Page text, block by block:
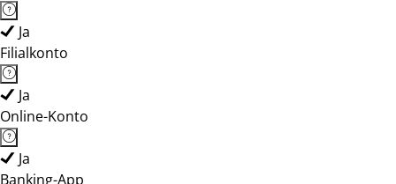
Ja
Filialkonto
Ja
Online-Konto
Ja
Banking-App